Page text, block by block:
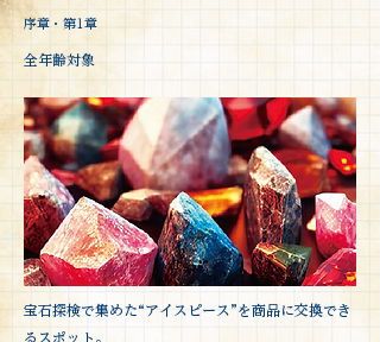
序章・第1章
全年齢対象
宝石探検で集めた“アイスピース”を商品に交換でき
るスポット。